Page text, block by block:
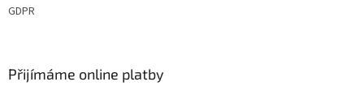
GDPR
Přijímáme online platby